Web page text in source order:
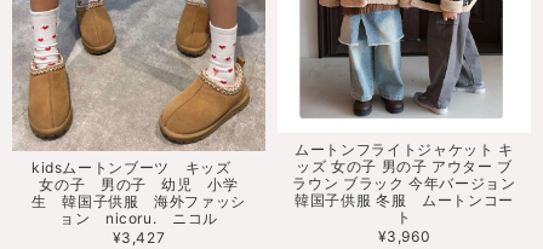
kidsムートンブーツ キッズ
女の子 男の子 幼児 小学
生 韓国子供服 海外ファッシ
ョン nicoru. ニコル
¥3,427
ムートンフライトジャケット キ
ッズ 女の子 男の子 アウター ブ
ラウン ブラック 今年バージョン
韓国子供服 冬服 ムートンコー
ト
¥3,960